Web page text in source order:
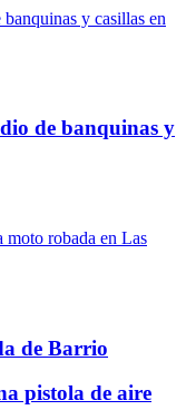
de banquinas y
de Barrio
pistola de aire